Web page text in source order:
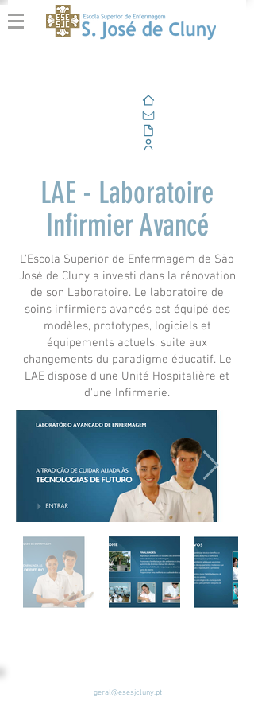
LAE - Laboratoire
Infirmier Avancé
L'Escola Superior de Enfermagem de São
José de Cluny a investi dans la rénovation
de son Laboratoire. Le laboratoire de
soins infirmiers avancés est équipé des
modèles, prototypes, logiciels et
équipements actuels, suite aux
changements du paradigme éducatif. Le
LAE dispose d'une Unité Hospitalière et
d'une Infirmerie.
geral@esesjcluny.pt